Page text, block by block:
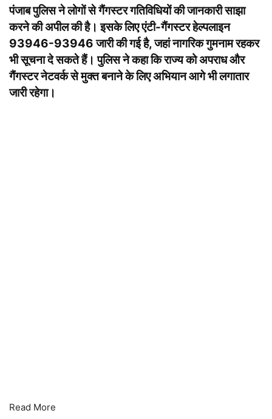
पंजाब पुलिस ने लोगों से गैंगस्टर गतिविधियों की जानकारी साझा
करने की अपील की है। इसके लिए एंटी-गैंगस्टर हेल्पलाइन
93946-93946 जारी की गई है, जहां नागरिक गुमनाम रहकर
भी सूचना दे सकते हैं। पुलिस ने कहा कि राज्य को अपराध और
गैंगस्टर नेटवर्क से मुक्त बनाने के लिए अभियान आगे भी लगातार
जारी रहेगा।
Read More